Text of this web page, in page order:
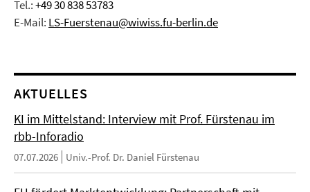
Tel.:+49 30 838 53783
E-Mail: LS-Fuerstenau@wiwiss.fu-berlin.de
AKTUELLES
KI im Mittelstand: Interview mit Prof. Fürstenau im
rbb-Inforadio
07.07.2026 Univ.-Prof. Dr. Daniel Fürstenau